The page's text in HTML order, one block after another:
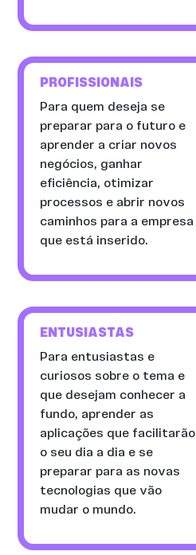
PROFISSIONAIS
Para quem deseja se
preparar para o futuro e
aprender a criar novos
negócios, ganhar
eficiência, otimizar
processos e abrir novos
caminhos para a empresa
que está inserido.
ENTUSIASTAS
Para entusiastas e
curiosos sobre o tema e
que desejam conhecer a
fundo, aprender as
aplicações que facilitarão
o seu dia a dia e se
preparar para as novas
tecnologias que vão
mudar o mundo.